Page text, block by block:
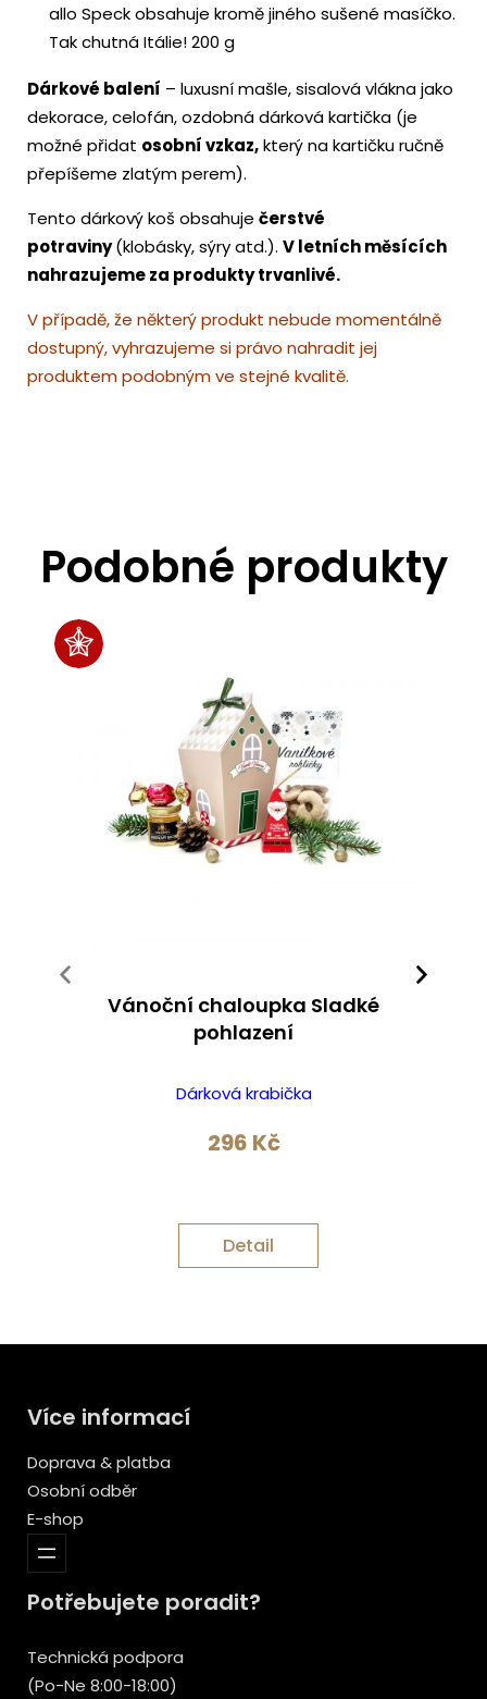
allo Speck obsahuje kromě jiného sušené masíčko.
Tak chutná Itálie! 200 g
Dárkové balení – luxusní mašle, sisalová vlákna jako
dekorace, celofán, ozdobná dárková kartička (je
možné přidat osobní vzkaz,který na kartičku ručně
přepíšeme zlatým perem).
Tento dárkový koš obsahuje čerstvé
potraviny(klobásky, sýry atd.). V letních měsících
nahrazujeme za produkty trvanlivé.
V případě, že některý produkt nebude momentálně
dostupný, vyhrazujeme si právo nahradit jej
produktem podobným ve stejné kvalitě.
Podobné produkty
Vánoční chaloupka Sladké
pohlazení
Dárková krabička
296 Kč
Detail
Více informací
Doprava & platba
Osobní odběr
E-shop
Potřebujete poradit?
Technická podpora
(Po-Ne 8:00-18:00)